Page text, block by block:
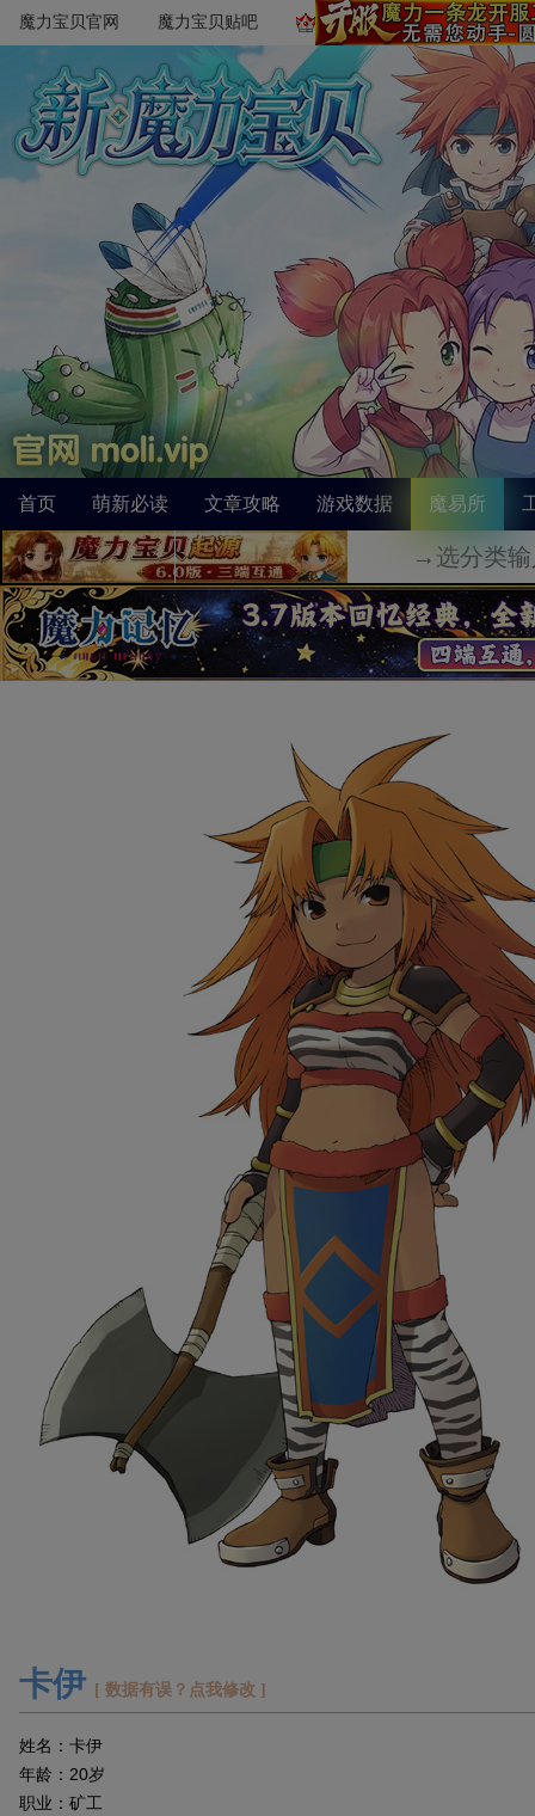
魔力宝贝官网 魔力宝贝贴吧
首页 萌新必读 文章攻略 游戏数据 魔易所
卡伊 [ 数据有误？点我修改 ]
姓名：卡伊
年龄：20岁
职业：矿工